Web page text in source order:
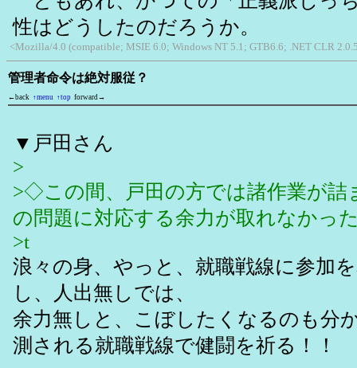
性はどうしたのだろうか。
<Mozilla/4.0 (compatible; MSIE 6.0; Windows NT 5.1; GTB6.6; .NET CLR
管理者命令は絶対服従？
←back ↑menu ↑top forward→
▼戸田さん
>
>◇この間、戸田の方では諸作業が詰
の問題に対応する余力が取れなかっ
>t
浪々の身、やっと、就職戦線に参加
し、人出無しでは、
余力無しと、こぼしたくなるのも分
測される就職戦線で健闘を祈る！！